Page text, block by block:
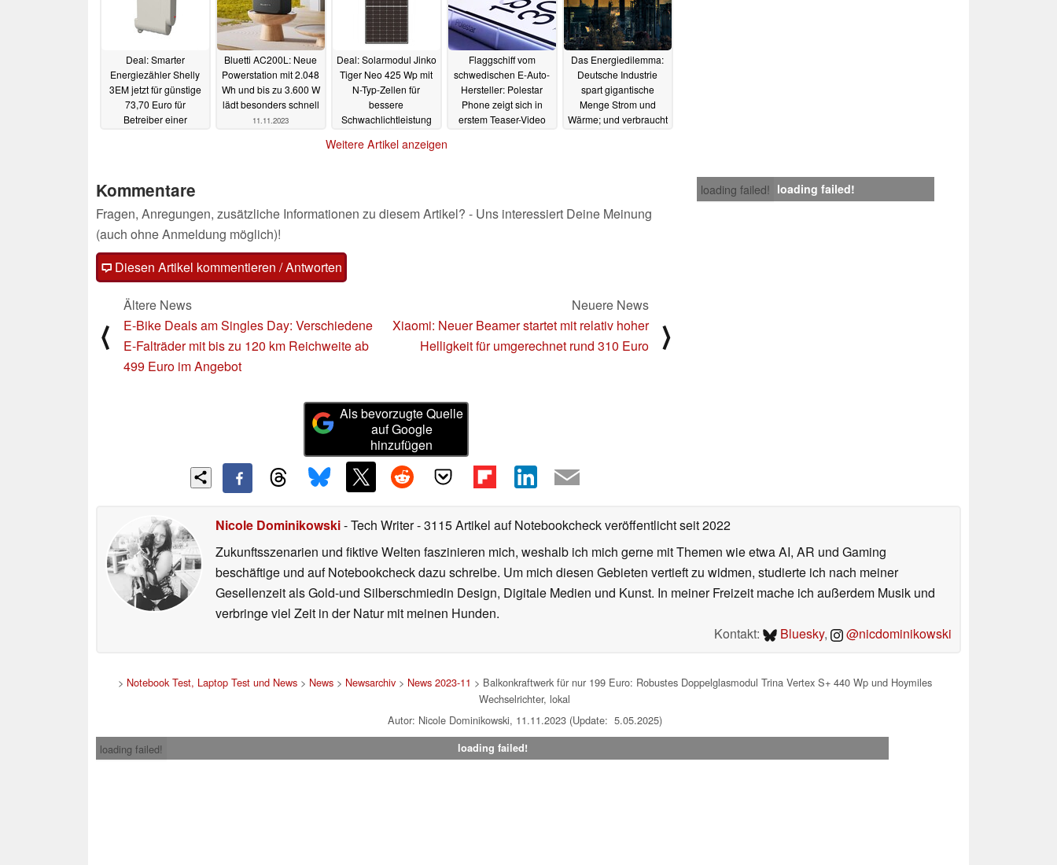
12.11.2023
Deal: Smarter
Energiezähler Shelly
3EM jetzt für günstige
73,70 Euro für
Betreiber einer
Bluetti AC200L: Neue
Powerstation mit 2.048
Wh und bis zu 3.600 W
lädt besonders schnell
11.11.2023
Deal: Solarmodul Jinko
Tiger Neo 425 Wp mit
N-Typ-Zellen für
bessere
Schwachlichtleistung
Rabatt10.11.2023
Flaggschiff vom
schwedischen E-Auto-
Hersteller: Polestar
Phone zeigt sich in
erstem Teaser-Video
Das Energiedilemma:
Deutsche Industrie
spart gigantische
Menge Strom und
Wärme; und verbraucht
Weitere Artikel anzeigen
loading failed! loading failed!
Kommentare
Fragen, Anregungen, zusätzliche Informationen zu diesem Artikel? - Uns interessiert Deine Meinung
(auch ohne Anmeldung möglich)!
Diesen Artikel kommentieren / Antworten
⟨
Ältere News
E-Bike Deals am Singles Day: Verschiedene
E-Falträder mit bis zu 120 km Reichweite ab
499 Euro im Angebot
Neuere News
Xiaomi: Neuer Beamer startet mit relativ hoher
Helligkeit für umgerechnet rund 310 Euro
⟩
Als bevorzugte Quelle
auf Google
hinzufügen
Nicole Dominikowski- Tech Writer- 3115 Artikel auf Notebookcheck veröffentlichtseit 2022
Zukunftsszenarien und fiktive Welten faszinieren mich, weshalb ich mich gerne mit Themen wie etwa AI, AR und Gaming
beschäftige und auf Notebookcheck dazu schreibe. Um mich diesen Gebieten vertieft zu widmen, studierte ich nach meiner
Gesellenzeit als Gold-und Silberschmiedin Design, Digitale Medien und Kunst. In meiner Freizeit mache ich außerdem Musik und
verbringe viel Zeit in der Natur mit meinen Hunden.
Kontakt:
Bluesky, @nicdominikowski
> Notebook Test, Laptop Test und News> News> Newsarchiv> News 2023-11 > Balkonkraftwerk für nur 199 Euro: Robustes Doppelglasmodul Trina Vertex S+ 440 Wp und Hoymiles
Wechselrichter, lokal
Autor: Nicole Dominikowski, 11.11.2023 (Update: 5.05.2025)
loading failed!
loading failed!